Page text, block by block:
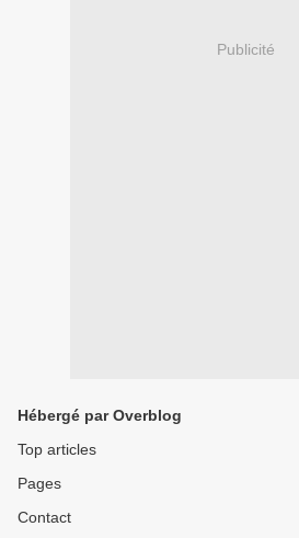
Publicité
Hébergé par Overblog
Top articles
Pages
Contact